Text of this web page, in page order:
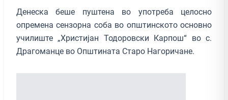
Денеска беше пуштена во употреба целосно
опремена сензорна соба во општинското основно
училиште „Христијан Тодоровски Карпош“ во с.
Драгоманце во Општината Старо Нагоричане.